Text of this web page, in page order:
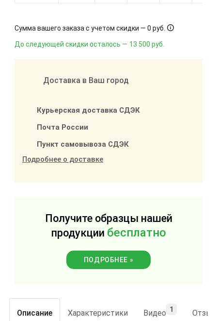
Сумма вашего заказа с учетом скидки — 0 руб.
До следующей скидки осталось — 13 500 руб.
Доставка в Ваш город
Курьерская доставка СДЭК
Почта России
Пункт самовывоза СДЭК
Подробнее о доставке
Получите образцы нашей
продукции бесплатно
ПОДРОБНЕЕ »
Описание Характеристики Видео 1